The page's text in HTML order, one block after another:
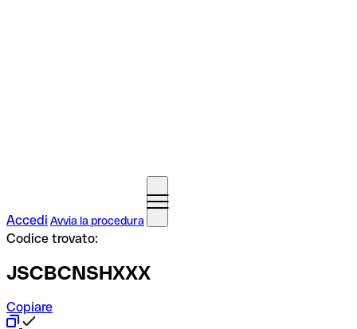
Accedi Avvia la procedura
Codice trovato:
JSCBCNSHXXX
Copiare